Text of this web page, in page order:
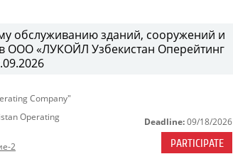
обслуживанию зданий, сооружений и
ООО «ЛУКОЙЛ Узбекистан Оперейтинг
Company"
Operating
2
Deadline: 09/18/2026
PARTICIPATE